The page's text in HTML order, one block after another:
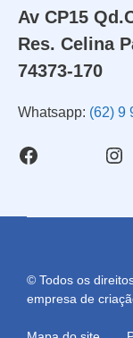
Av CP15
Res. Celina
74373-170
Whatsapp: (62) 9
Facebook
© Todos os
empresa de